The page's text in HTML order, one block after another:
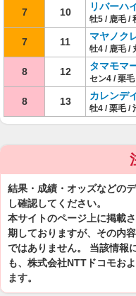
7 10 リバーハ
牡5 / 鹿毛 /
7 11 マヤノク
牡4 / 鹿毛 /
8 12 タマモマ
セン4 / 栗
8 13 カレンデ
牡4 / 栗毛 /
結果・成績・オッズなどの
し確認してください。
本サイトのページ上に掲載
期しておりますが、その内
ではありません。 当該情報
も、株式会社NTTドコモお
ます。